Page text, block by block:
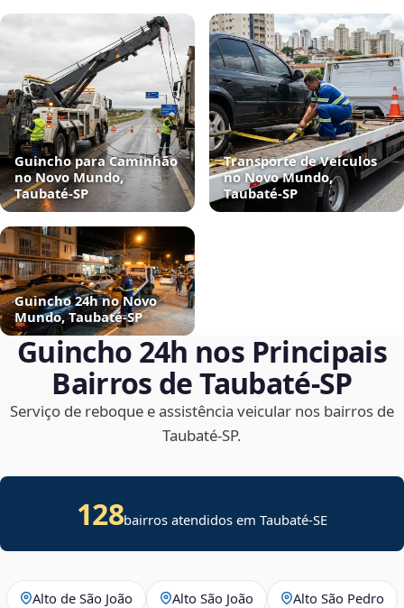
Guincho para Caminhão
no Novo Mundo,
Taubaté‑SP
Transporte de Veículos
no Novo Mundo,
Taubaté‑SP
Guincho 24h no Novo
Mundo, Taubaté‑SP
Guincho 24h nos Principais
Bairros de Taubaté‑SP
Serviço de reboque e assistência veicular nos bairros de
Taubaté‑SP.
128bairros atendidos emTaubaté-SE
Alto de São João Alto São João Alto São Pedro